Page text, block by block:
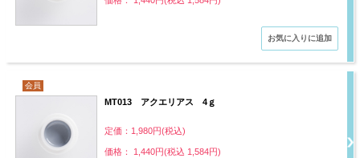
会員
MT013 アクエリアス 4ｇ
定価：1,980円(税込)
価格： 1,440円(税込 1,584円)